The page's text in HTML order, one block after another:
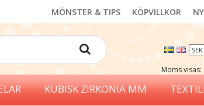
KÖPVILLKOR
MÖNSTER & TIPS
Moms visas:
KUBISK ZIRKONIA MM